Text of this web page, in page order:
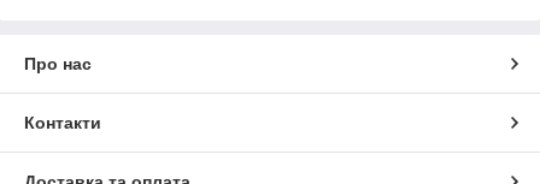
Про нас
Контакти